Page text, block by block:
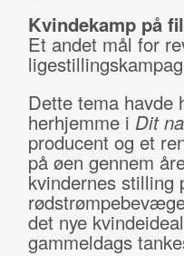
Kvindekamp på
Et andet mål for
Dette tema
herhjemme i Dit
producent og et
på øen gennem
kvindernes stilling
det nye
gammeldags